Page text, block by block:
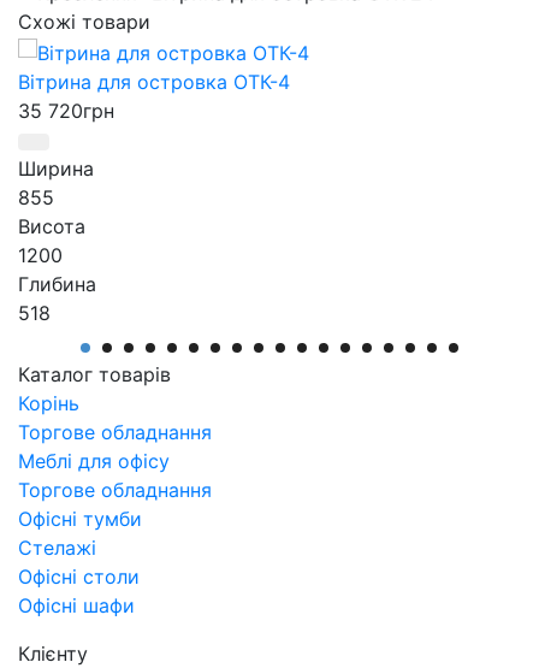
Схожі товари
Вітрина для островка ОТК-4
35 720грн
Ширина
855
Висота
1200
Глибина
518
Виробник
АртМодуль Груп
Артикул
ОТК-4
Каталог товарів
Корінь
Торгове обладнання
Меблі для офісу
Торгове обладнання
Офісні тумби
Стелажі
Офісні столи
Офісні шафи
Клієнту